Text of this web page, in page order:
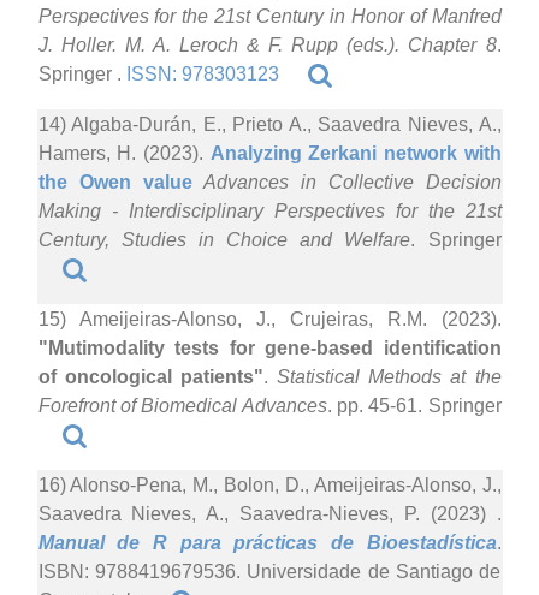
Perspectives for the 21st Century in Honor of Manfred
J. Holler. M. A. Leroch & F. Rupp (eds.). Chapter 8.
Springer . ISSN: 978303123
14) Algaba-Durán, E., Prieto A., Saavedra Nieves, A.,
Hamers, H. (2023). Analyzing Zerkani network with
the Owen valueAdvances in Collective Decision
Making - Interdisciplinary Perspectives for the 21st
Century, Studies in Choice and Welfare. Springer
15) Ameijeiras-Alonso, J., Crujeiras, R.M. (2023).
"Mutimodality tests for gene-based identification
of oncological patients".Statistical Methods at the
Forefront of Biomedical Advances. pp. 45-61. Springer
16) Alonso-Pena, M., Bolon, D., Ameijeiras-Alonso, J.,
Saavedra Nieves, A., Saavedra-Nieves, P. (2023) .
Manual de R para prácticas de Bioestadística.
ISBN: 9788419679536. Universidade de Santiago de